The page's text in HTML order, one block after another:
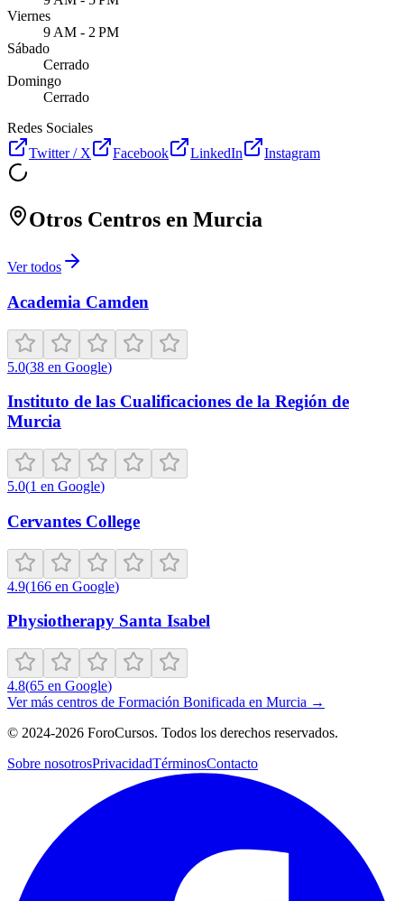
Viernes
9 AM - 2 PM
Sábado
Cerrado
Domingo
Cerrado
Redes Sociales
Twitter / X
Facebook LinkedIn Instagram
Otros Centros en Murcia
Ver todos
Academia Camden
5.0(38 en Google)
Instituto de las Cualificaciones de la Región de
Murcia
5.0(1 en Google)
Cervantes College
4.9(166 en Google)
Physiotherapy Santa Isabel
4.8(65 en Google)
Ver más centros de Formación Bonificada en Murcia →
© 2024-2026 ForoCursos. Todos los derechos reservados.
Sobre nosotrosPrivacidadTérminosContacto